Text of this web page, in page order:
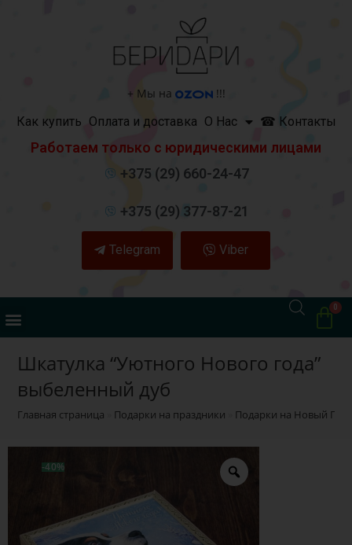
+ Мы на
!!!
Как купить Оплата и доставка О Нас ☎ Контакты
Работаем только с юридическими лицами
+375 (29) 660-24-47
+375 (29) 377-87-21
Telegram Viber
Шкатулка “Уютного Нового года”
выбеленный дуб
Главная страница Подарки на праздники Подарки на Новый Год
-40%